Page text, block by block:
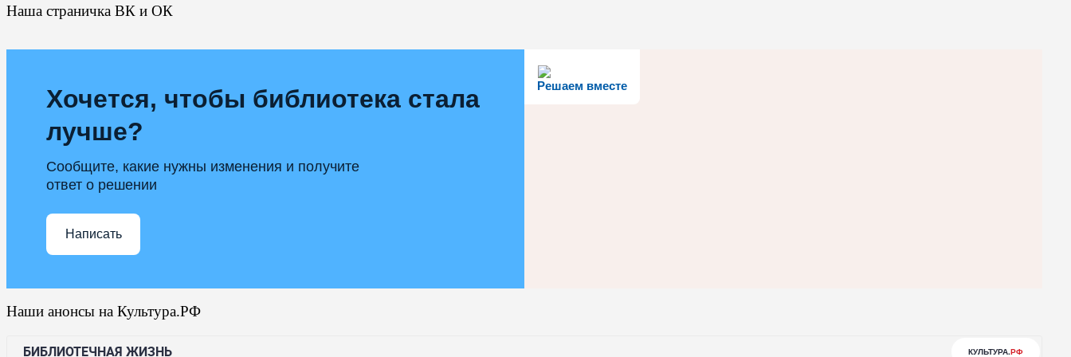
Наша страничка ВК и ОК
Решаем вместе
Хочется, чтобы библиотека стала
лучше?
Сообщите, какие нужны изменения и получите
ответ о решении
Написать
Наши анонсы на Культура.РФ